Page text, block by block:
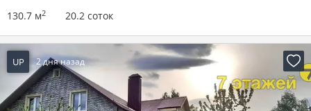
130.7 м2 20.2 соток
UP 2 дня назад